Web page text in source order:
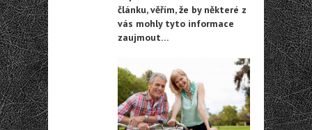
článku, věřím, že by některé z
vás mohly tyto informace
zaujmout…